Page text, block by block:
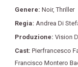
Genere: Noir,Thriller
Regia: Andrea Di
Produzione: Vision
Cast: Pierfrancesco
Francisco Montero